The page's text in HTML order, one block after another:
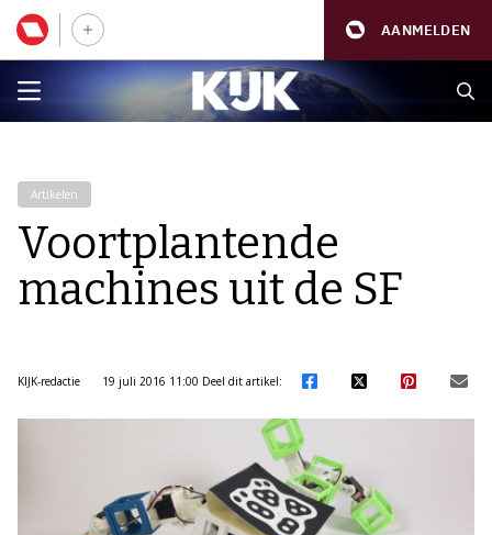
AANMELDEN
Artikelen
Voortplantende
machines uit de SF
KIJK-redactie 19 juli 2016 11:00 Deel dit artikel: